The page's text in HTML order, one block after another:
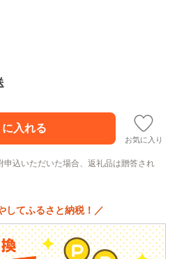
お気に入り
申込いただいた場合、返礼品は贈答され
してふるさと納税！／